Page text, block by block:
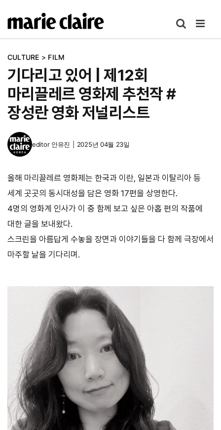
텐
건CULTURE > FILM
기다리고 있어 | 제12회
마리끌레르 영화제 추천작 #
장성란 영화 저널리스트
editor 안유진 2025년 04월 23일
올해 마리끌레르 영화제는 한국과 이란, 일본과 이탈리아 등
세계 곳곳의 동시대성을 담은 영화 17편을 상영한다.
4명의 영화계 인사가 이 중 함께 보고 싶은 아홉 편의 작품에
대한 글을 보내왔다.
스크린을 아름답게 수놓을 장면과 이야기들을 다 함께 극장에서
마주할 날을 기다리며.